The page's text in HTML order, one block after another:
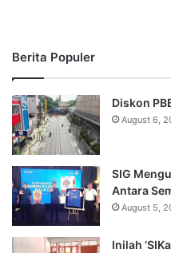
Berita Populer
Diskon
August 6,
SIG
Antara
August 5,
Inilah